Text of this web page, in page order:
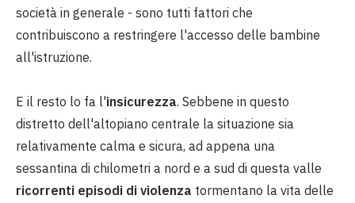
società in generale - sono tutti fattori che
contribuiscono a restringere l'accesso delle bambine
all'istruzione.
E il resto lo fa l'insicurezza. Sebbene in questo
distretto dell'altopiano centrale la situazione sia
relativamente calma e sicura, ad appena una
sessantina di chilometri a nord e a sud di questa valle
ricorrenti episodi di violenza tormentano la vita delle